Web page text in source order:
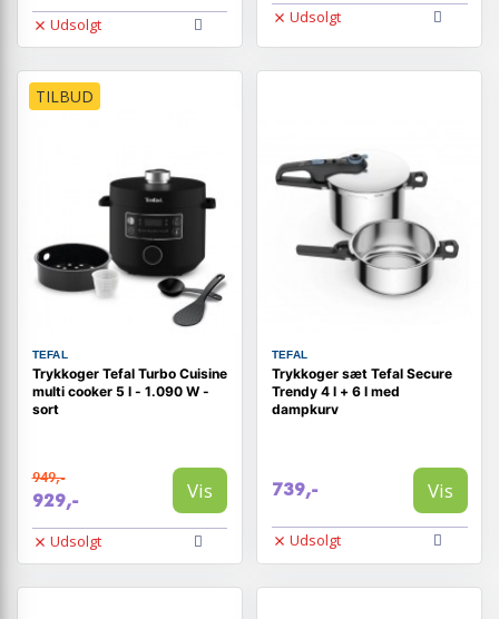
Udsolgt Udsolgt
TILBUD
TEFAL
Trykkoger Tefal Turbo Cuisine
multi cooker 5 l - 1.090 W -
sort
949,-
929,- Vis
Udsolgt
TEFAL
Trykkoger sæt Tefal Secure
Trendy 4 l + 6 l med
dampkurv
739,- Vis
Udsolgt